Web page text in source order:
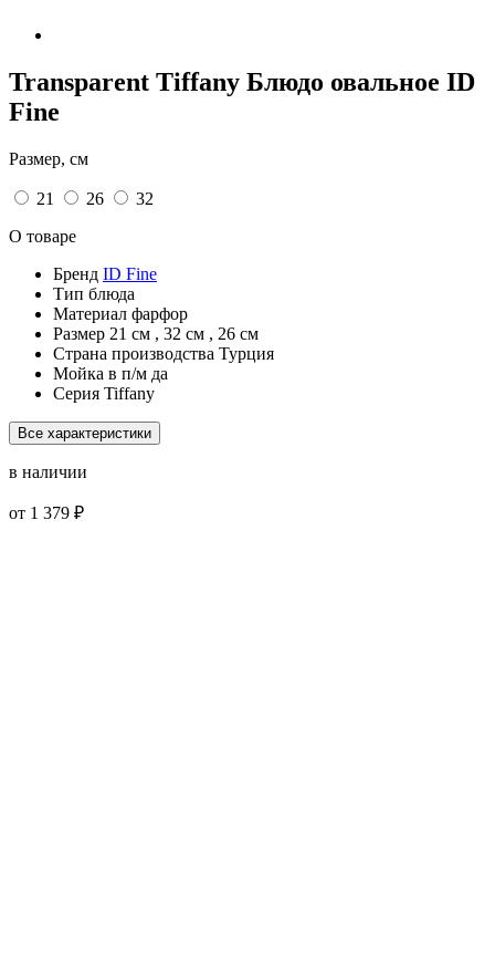
Transparent Tiffany Блюдо овальное ID
Fine
Размер, см
21 26
32
О товаре
Бренд ID Fine
Тип блюда
Материал фарфор
Размер 21 см , 32 см , 26 см
Страна производства Турция
Мойка в п/м да
Серия Tiffany
Все характеристики
в наличии
от 1 379 ₽